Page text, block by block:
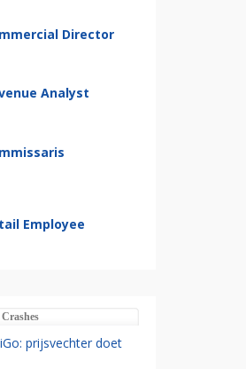
Director
Analyst
Employee
Crashes
prijsvechter doet